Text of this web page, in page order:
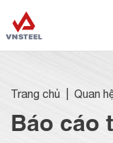
Trang chủ Quan
Báo cáo